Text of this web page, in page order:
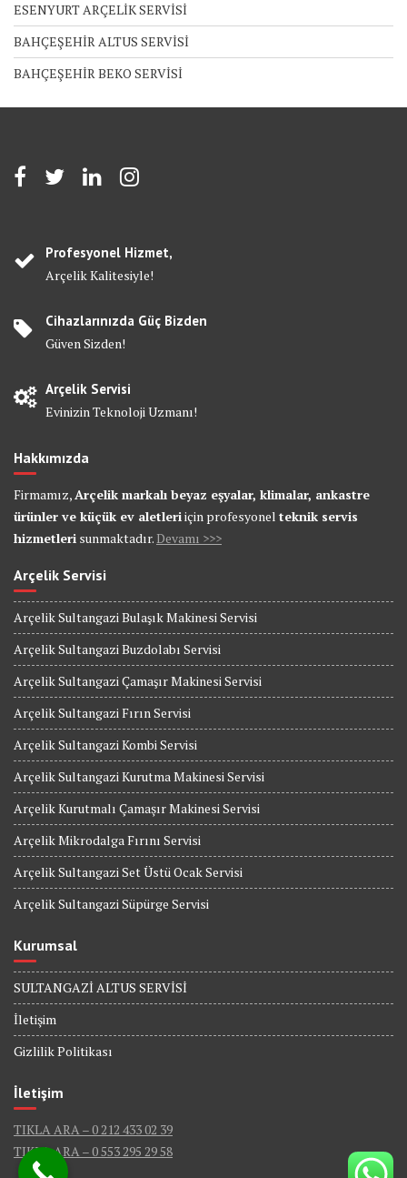
ESENYURT ARÇELİK SERVİSİ
BAHÇEŞEHİR ALTUS SERVİSİ
BAHÇEŞEHİR BEKO SERVİSİ
Profesyonel Hizmet,
Arçelik Kalitesiyle!
Cihazlarınızda Güç Bizden
Güven Sizden!
Arçelik Servisi
Evinizin Teknoloji Uzmanı!
Hakkımızda
Firmamız,Arçelik markalı beyaz eşyalar, klimalar, ankastre
ürünler ve küçük ev aletleriiçin profesyonel teknik servis
hizmetleri sunmaktadır.Devamı >>>
Arçelik Servisi
Arçelik Sultangazi Bulaşık Makinesi Servisi
Arçelik Sultangazi Buzdolabı Servisi
Arçelik Sultangazi Çamaşır Makinesi Servisi
Arçelik Sultangazi Fırın Servisi
Arçelik Sultangazi Kombi Servisi
Arçelik Sultangazi Kurutma Makinesi Servisi
Arçelik Kurutmalı Çamaşır Makinesi Servisi
Arçelik Mikrodalga Fırını Servisi
Arçelik Sultangazi Set Üstü Ocak Servisi
Arçelik Sultangazi Süpürge Servisi
Kurumsal
SULTANGAZİ ALTUS SERVİSİ
İletişim
Gizlilik Politikası
İletişim
TIKLA ARA – 0 212 433 02 39
TIKLA ARA – 0 553 295 29 58